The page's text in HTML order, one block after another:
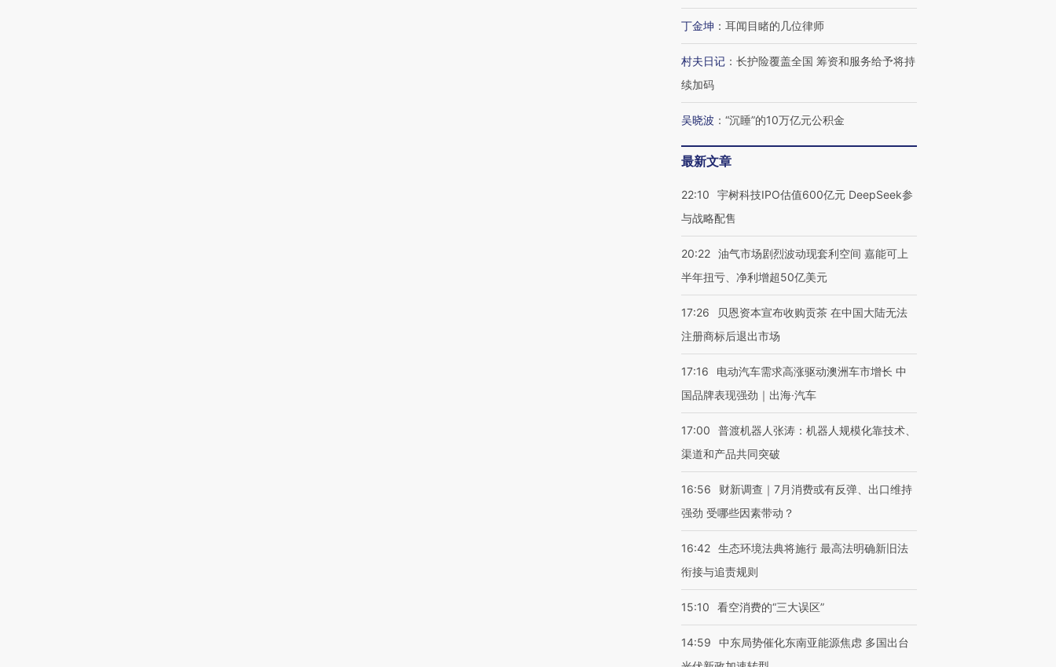
丁金坤 ： 耳闻目睹的几位律师
村夫日记 ： 长护险覆盖全国 筹资和服务给予将持
续加码
吴晓波 ： “沉睡”的10万亿元公积金
最新文章
22:10
宇树科技IPO估值600亿元 DeepSeek参
与战略配售
20:22 油气市场剧烈波动现套利空间 嘉能可上
半年扭亏、净利增超50亿美元
17:26
贝恩资本宣布收购贡茶 在中国大陆无法
注册商标后退出市场
17:16
电动汽车需求高涨驱动澳洲车市增长 中
国品牌表现强劲｜出海·汽车
17:00
普渡机器人张涛：机器人规模化靠技术、
渠道和产品共同突破
16:56
财新调查｜7月消费或有反弹、出口维持
强劲 受哪些因素带动？
16:42 生态环境法典将施行 最高法明确新旧法
衔接与追责规则
15:10 看空消费的“三大误区”
14:59
中东局势催化东南亚能源焦虑 多国出台